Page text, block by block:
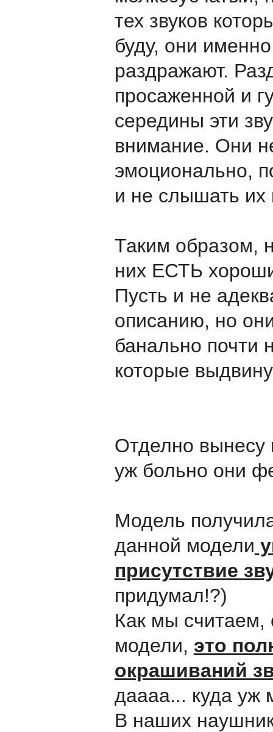
тех звуков
буду, они
раздражают.
просаженной и
середины эти
внимание. Они
эмоционально,
и не слышать их
Таким образом,
них ЕСТЬ
Пусть и не
описанию, но
банально почти
которые
Отделно вынесу
уж больно они
Модель
данной модели
присутствие
придумал!?)
Как мы считаем,
модели, это
окрашиваний
даааа... куда уж
В наших